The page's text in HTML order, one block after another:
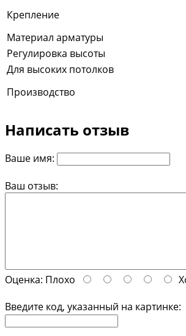
Крепление
Материал арматуры
Регулировка высоты
Для высоких потолков
Производство
Написать отзыв
Ваше имя:
Ваш отзыв:
Оценка: Плохо
Введите код, указанный на картинке: